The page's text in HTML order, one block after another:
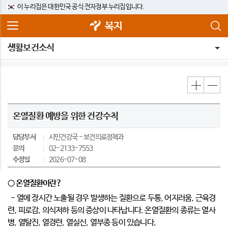
이 누리집은 대한민국 공식 전자정부 누리집입니다.
복지
생활보건소식
온열질환 예방을 위한 건강수칙
담당부서 시민건강국
보건의료정책과
문의
02-2133-7553
수정일
2026-07-08
○ 온열질환이란?
- 열에 장시간 노출될 경우 발생하는 질환으로 두통, 어지러움, 근육경
련, 피로감, 의식저하 등의 증상이 나타납니다. 온열질환의 종류는 열사
병, 열탈진, 열경련, 열실신, 열부종 등이 있습니다.